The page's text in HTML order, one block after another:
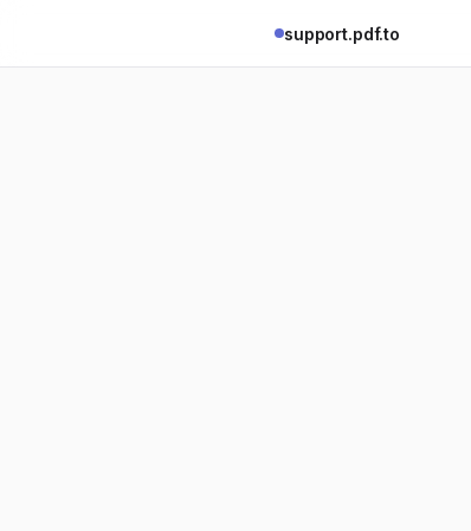
support.pdf.to